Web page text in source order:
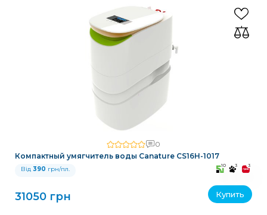
0
Компактный умягчитель воды Canature CS16H-1017
Від 390 грн/пл. 10 3 3
31050 грн Купить